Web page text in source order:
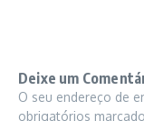
Deixe um
O seu endereço de
obrigatórios